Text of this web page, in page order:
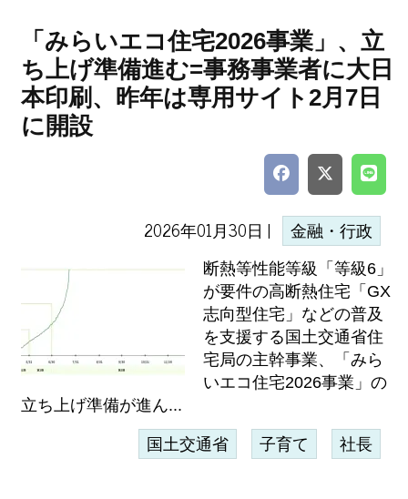
「みらいエコ住宅2026事業」、立
ち上げ準備進む=事務事業者に大日
本印刷、昨年は専用サイト2月7日
に開設
2026年01月30日 | 金融・行政
断熱等性能等級「等級6」
が要件の高断熱住宅「GX
志向型住宅」などの普及
を支援する国土交通省住
宅局の主幹事業、「みら
いエコ住宅2026事業」の
立ち上げ準備が進ん...
国土交通省 子育て 社長